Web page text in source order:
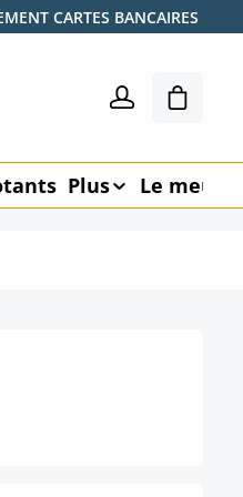
CARTES BANCAIRES
Le
Plus Le